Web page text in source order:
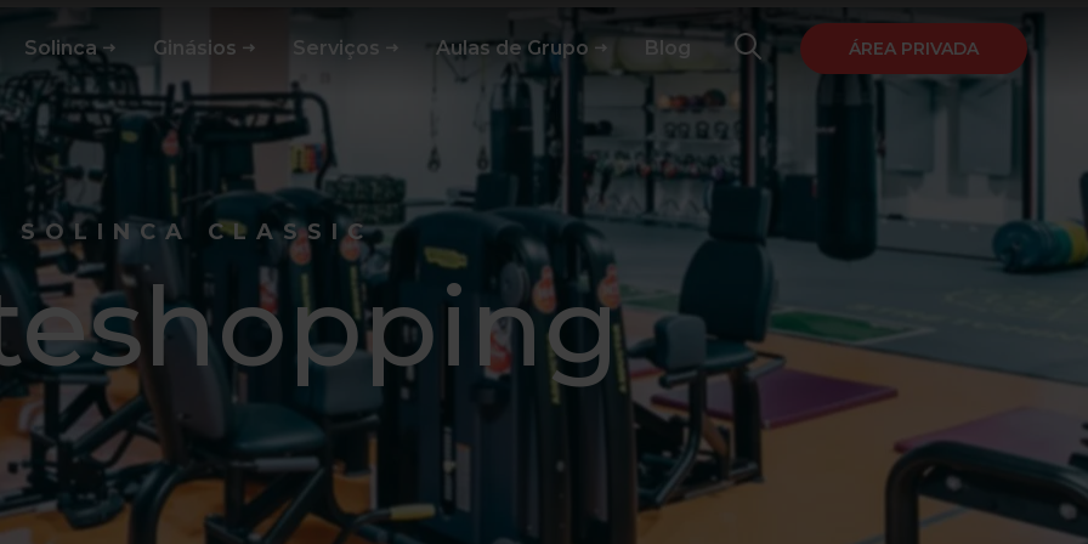
Solinca Ginásios Serviços Aulas de Grupo Blog ÁREA PRIVADA
SOLINCA CLASSIC